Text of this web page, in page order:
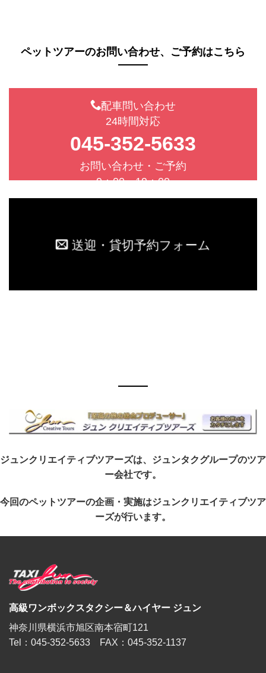
ペットツアーのお問い合わせ、ご予約はこちら
配車問い合わせ
24時間対応
045-352-5633
お問い合わせ・ご予約
9：00－19：00
送迎・貸切予約フォーム
ジュンクリエイティブツアーズは、ジュンタクグループのツア
ー会社です。
今回のペットツアーの企画・実施はジュンクリエイティブツア
ーズが行います。
高級ワンボックスタクシー＆ハイヤー ジュン
神奈川県横浜市旭区南本宿町121
Tel：045-352-5633 FAX：045-352-1137